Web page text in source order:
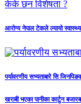
आरोग्य नेपाल टेकले ल्यायो
पर्यावरणीय सभ्यताबारे सि
खराबी भएका पानीका कार्टुन